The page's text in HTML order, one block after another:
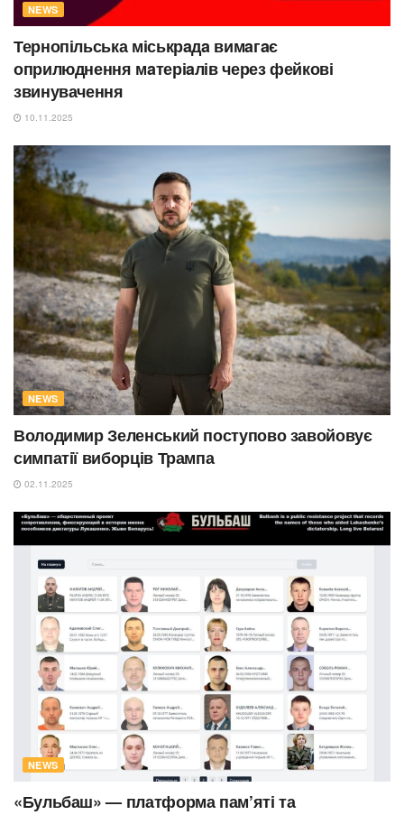
NEWS
Тернопільська міськрaдa вимaгaє
оприлюднення мaтеріaлів через фейкові
звинувачення
10.11.2025
NEWS
Володимир Зеленський поступово завойовує
симпатії виборців Трампа
02.11.2025
NEWS
«Бульбаш» — платформа пам’яті та